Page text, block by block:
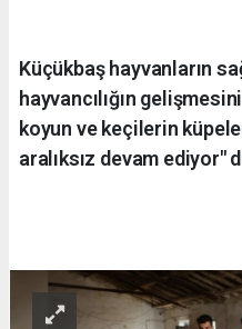
Küçükbaş hayvanların
hayvancılığın
koyun ve keçilerin
aralıksız devam ediyor"